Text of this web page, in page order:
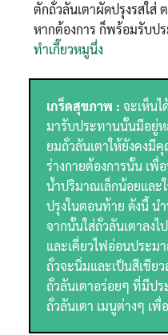
ตักถั่วลันเตาผัดปรุงรสใส่
หากต้องการ ก็พร้อมรับป
ทำเกี๊ยวหมูนึ่ง
เกร็ดสุขภาพ : จะเห็นไ
มารับประทานนั้นมีอยู่ห
ยมถั่วลันเตาให้ยังคงมี
ร่างกายต้องการนั้น เพื่
น้ำปริมาณเล็กน้อยและ
ปรุงในตอนท้าย ดังนี้ น
จากนั้นใส่ถั่วลันเตาลง
และเคี่ยวไฟอ่อนประม
ถั่วจะนิ่มและเป็นสีเขีย
ถั่วลันเตาอร่อยๆ ที่มีป
ถั่วลันเตา เมนูต่างๆ เ